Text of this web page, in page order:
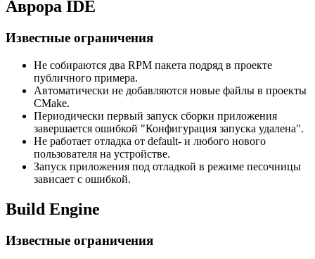
Аврора IDE
Известные ограничения
Не собираются два RPM пакета подряд в проекте
публичного примера.
Автоматически не добавляются новые файлы в проекты
CMake.
Периодически первый запуск сборки приложения
завершается ошибкой "Конфигурация запуска удалена".
Не работает отладка от default- и любого нового
пользователя на устройстве.
Запуск приложения под отладкой в режиме песочницы
зависает с ошибкой.
Build Engine
Известные ограничения